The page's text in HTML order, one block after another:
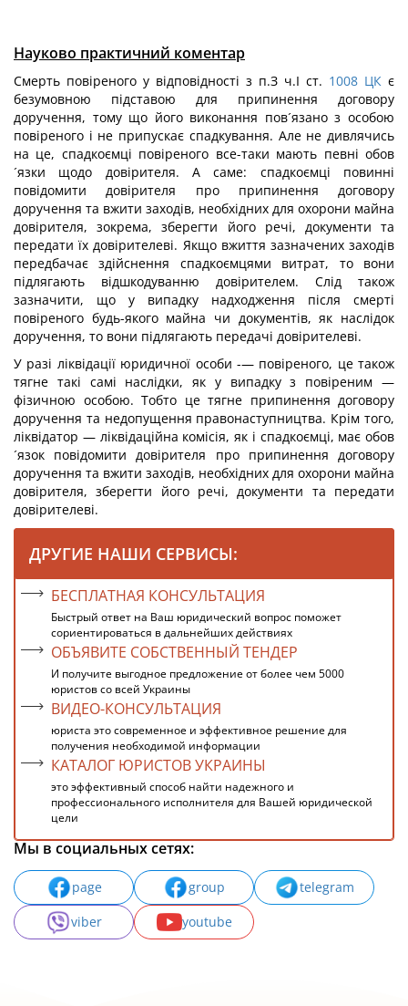
Науково практичний коментар
Смерть повіреного у відповідності з п.З ч.І ст. 1008 ЦК є
безумовною підставою для припинення договору
доручення, тому що його виконання пов´язано з особою
повіреного і не припускає спадкування. Але не дивлячись
на це, спадкоємці повіреного все-таки мають певні обов
´язки щодо довірителя. А саме: спадкоємці повинні
повідомити довірителя про припинення договору
доручення та вжити заходів, необхідних для охорони майна
довірителя, зокрема, зберегти його речі, документи та
передати їх довірителеві. Якщо вжиття зазначених заходів
передбачає здійснення спадкоємцями витрат, то вони
підлягають відшкодуванню довірителем. Слід також
зазначити, що у випадку надходження після смерті
повіреного будь-якого майна чи документів, як наслідок
доручення, то вони підлягають передачі довірителеві.
У разі ліквідації юридичної особи -— повіреного, це також
тягне такі самі наслідки, як у випадку з повіреним —
фізичною особою. Тобто це тягне припинення договору
доручення та недопущення правонаступництва. Крім того,
ліквідатор — ліквідаційна комісія, як і спадкоємці, має обов
´язок повідомити довірителя про припинення договору
доручення та вжити заходів, необхідних для охорони майна
довірителя, зберегти його речі, документи та передати
довірителеві.
ДРУГИЕ НАШИ СЕРВИСЫ:
БЕСПЛАТНАЯ КОНСУЛЬТАЦИЯ
Быстрый ответ на Ваш юридический вопрос поможет
сориентироваться в дальнейших действиях
ОБЪЯВИТЕ СОБСТВЕННЫЙ ТЕНДЕР
И получите выгодное предложение от более чем 5000
юристов со всей Украины
ВИДЕО-КОНСУЛЬТАЦИЯ
юриста это современное и эффективное решение для
получения необходимой информации
КАТАЛОГ ЮРИСТОВ УКРАИНЫ
это эффективный способ найти надежного и
профессионального исполнителя для Вашей юридической
цели
Мы в социальных сетях:
page group
telegram
viber
youtube